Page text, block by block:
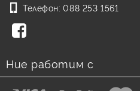
Телефон: 088 253 1561
Ние работим с